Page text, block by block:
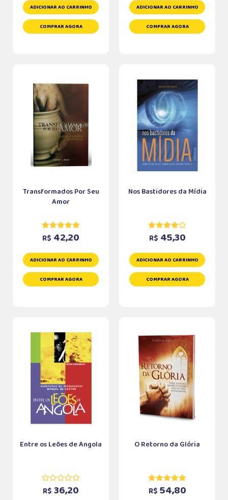
ADICIONAR AO CARRINHO
COMPRAR AGORA
ADICIONAR AO CARRINHO
COMPRAR AGORA
Transformados Por Seu
Amor
R$ 42,20
ADICIONAR AO CARRINHO
COMPRAR AGORA
Nos Bastidores da Mídia
R$ 45,30
ADICIONAR AO CARRINHO
COMPRAR AGORA
Entre os Leões de Angola
R$ 36,20
O Retorno da Glória
R$ 54,80